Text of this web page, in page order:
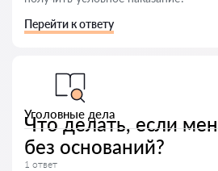
Перейти к ответу
Уголовные дела
Что делать, если
без оснований?
1 ответ